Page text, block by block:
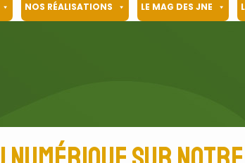
NOS RÉALISATIONS LE MAG DES JNE